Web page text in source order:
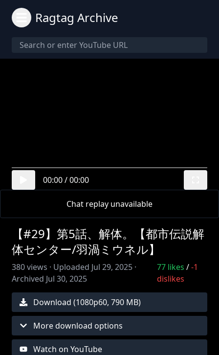
Ragtag Archive
00:00/00:00
Chat replay unavailable
【#29】第5話、解体。【都市伝説解
体センター/羽渦ミウネル】
380views · Uploaded Jul 29, 2025 ·
Archived Jul 30, 2025
77likes / -1
dislikes
Download (1080p60, 790 MB)
More download options
Watch on YouTube